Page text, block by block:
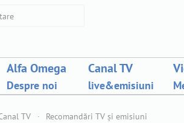
Alfa Omega
Despre noi
Canal TV
live&emisiuni
TV Recomandări TV și emisiuni